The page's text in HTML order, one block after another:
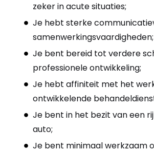
zeker in acute situaties;
Je hebt sterke
samenwerkingsvaardigheden;
Je bent bereid tot verdere
professionele ontwikkeling;
Je hebt affiniteit met het
ontwikkelende
Je bent in het bezit van een
auto;
Je bent minimaal werkzaam